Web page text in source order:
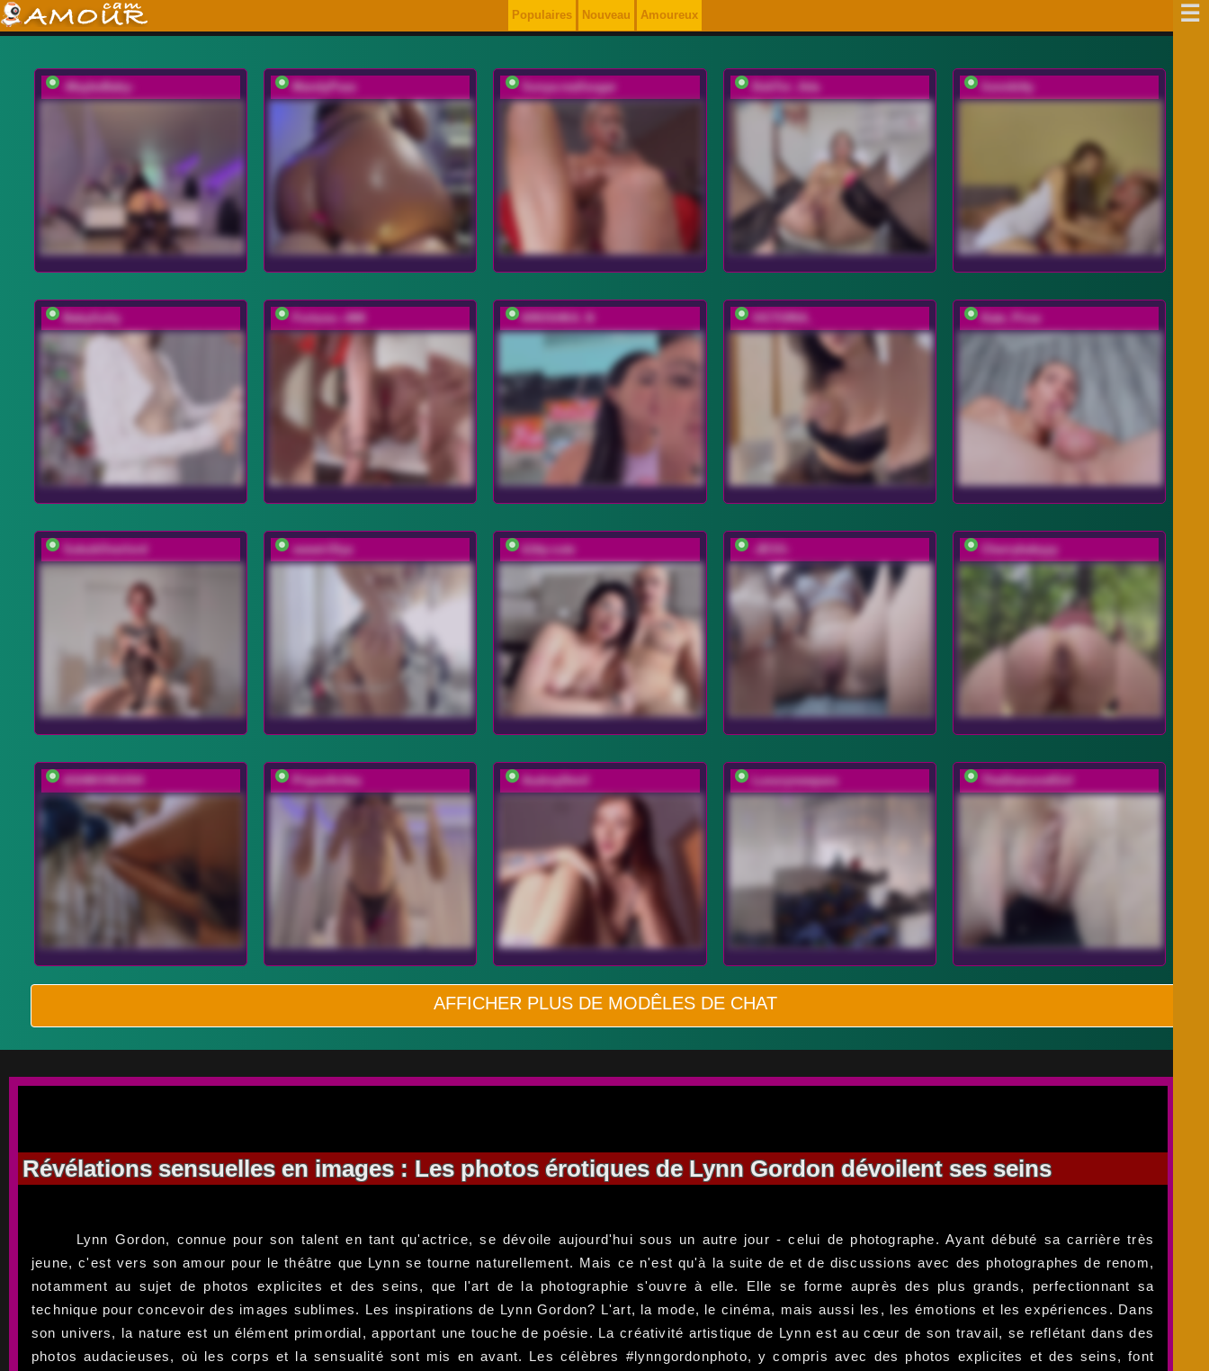
Populaires Nouveau Amoureux
-MaybeBaby- MandyPeas Sonya-reallsugar DokTor_Ada lionnkitty
BabyGolly Fortune---888 KROSHKA_N VICTORIA_ Kate_Pirse
SukubOverlord sweet-Olya k1tty-cute Cherrybabyyy
ASHIKVIKUSH Pripev0chka AudreyDevil Luxurynewpara TheDiamondGirl
AFFICHER PLUS DE MODÊLES DE CHAT
Révélations sensuelles en images : Les photos érotiques de Lynn Gordon dévoilent ses seins
Lynn Gordon, connue pour son talent en tant qu'actrice, se dévoile aujourd'hui sous un autre jour - celui de photographe. Ayant débuté sa carrière très
jeune, c'est vers son amour pour le théâtre que Lynn se tourne naturellement. Mais ce n'est qu'à la suite de et de discussions avec des photographes de renom,
notamment au sujet de photos explicites et des seins, que l'art de la photographie s'ouvre à elle. Elle se forme auprès des plus grands, perfectionnant sa
technique pour concevoir des images sublimes. Les inspirations de Lynn Gordon? L'art, la mode, le cinéma, mais aussi les, les émotions et les expériences. Dans
son univers, la nature est un élément primordial, apportant une touche de poésie. La créativité artistique de Lynn est au cœur de son travail, se reflétant dans des
photos audacieuses, où les corps et la sensualité sont mis en avant. Les célèbres #lynngordonphoto, y compris avec des photos explicites et des seins, font